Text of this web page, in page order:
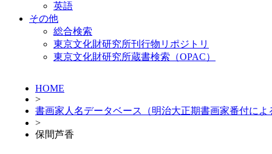
英語
その他
総合検索
東京文化財研究所刊行物リポジトリ
東京文化財研究所蔵書検索（OPAC）
HOME
>
書画家人名データベース（明治大正期書画家番付によ
>
保間芦香